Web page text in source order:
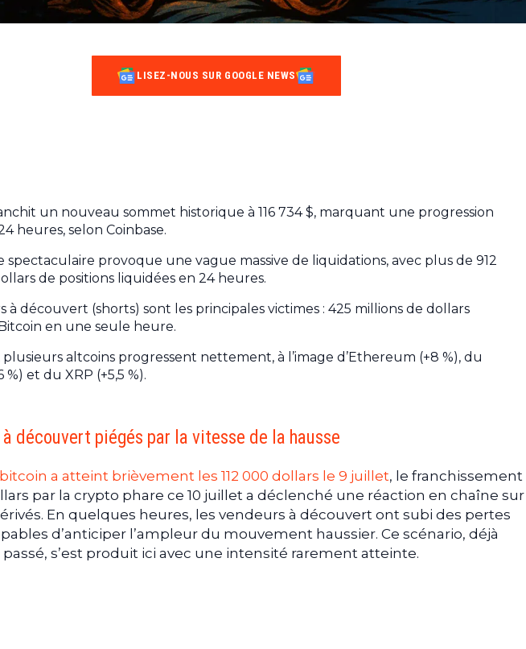
LISEZ-NOUS SUR GOOGLE NEWS
un nouveau sommet historique à 116 734 $, marquant une progression
heures, selon Coinbase.
spectaculaire provoque une vague massive de liquidations, avec plus de 912
de positions liquidées en 24 heures.
à découvert (shorts) sont les principales victimes : 425 millions de dollars
en une seule heure.
altcoins progressent nettement, à l’image d’Ethereum (+8 %), du
%) et du XRP (+5,5 %).
à découvert piégés par la vitesse de la hausse
a atteint brièvement les 112 000 dollars le 9 juillet, le franchissement
par la crypto phare ce 10 juillet a déclenché une réaction en chaîne sur
En quelques heures, les vendeurs à découvert ont subi des pertes
d’anticiper l’ampleur du mouvement haussier. Ce scénario, déjà
s’est produit ici avec une intensité rarement atteinte.